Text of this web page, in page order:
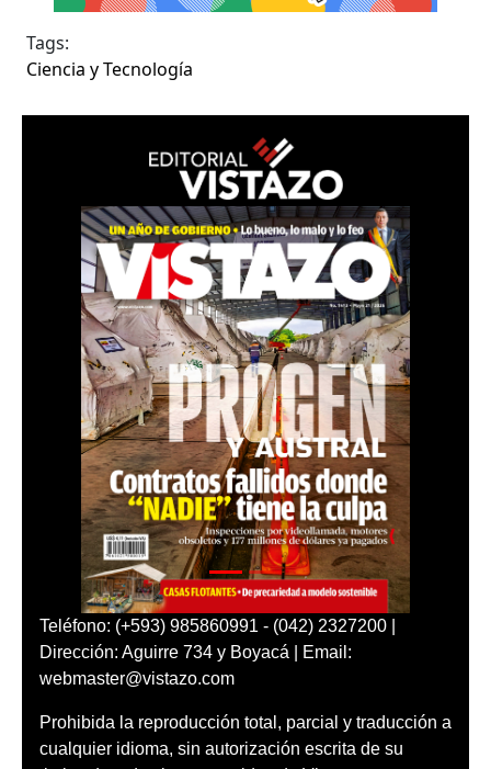
Tags:
Ciencia y Tecnología
Teléfono: (+593) 985860991 - (042) 2327200 |
Dirección: Aguirre 734 y Boyacá | Email:
webmaster@vistazo.com
Prohibida la reproducción total, parcial y traducción a
cualquier idioma, sin autorización escrita de su